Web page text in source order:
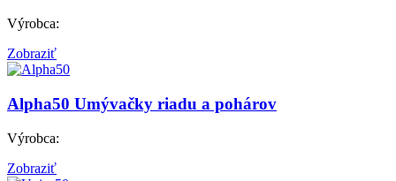
Výrobca:
Zobraziť
Alpha50 Umývačky riadu a pohárov
Výrobca:
Zobraziť